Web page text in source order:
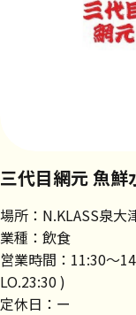
三代目網元 魚鮮
場所：N.KLASS泉大
業種：飲食
営業時間：11:30～
LO.23:30 )
定休日：ー